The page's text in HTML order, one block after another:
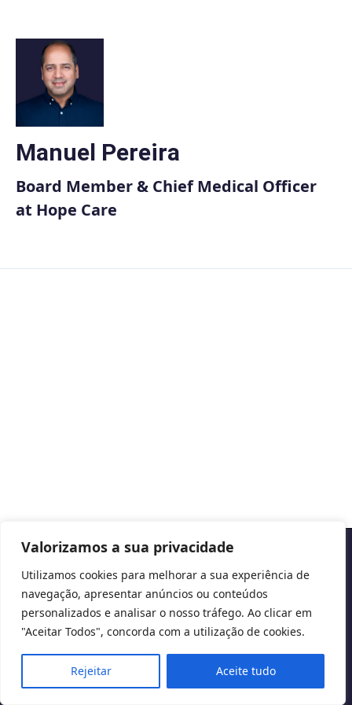
Valorizamos a sua privacidade
Utilizamos cookies para melhorar a sua experiência de
navegação, apresentar anúncios ou conteúdos
personalizados e analisar o nosso tráfego. Ao clicar em
"Aceitar Todos", concorda com a utilização de cookies.
Rejeitar Aceite tudo
content
Manuel Pereira
Board Member & Chief Medical Officer
at Hope Care
Copyright © 2026 Cascais International Health Forum
Powered bymarketividade.com
Privacy Policy